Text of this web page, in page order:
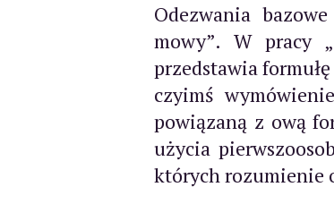
Odezwania
mowy”. W pracy
przedstawia
czyimś
powiązaną z ową
użycia
których rozumienie